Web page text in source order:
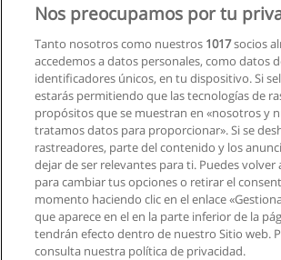
Ver cursos históricos
Nos preocupamos por tu
Tanto nosotros como nuestros 1017socios
accedemos a datos personales, como datos
identificadores únicos, en tu dispositivo. Si
estarás permitiendo que las tecnologías de
propósitos que se muestran en «nosotros y
tratamos datos para proporcionar». Si se
rastreadores, parte del contenido y los
dejar de ser relevantes para ti. Puedes volver
para cambiar tus opciones o retirar el
momento haciendo clic en el enlace
que aparece en el en la parte inferior de la
tendrán efecto dentro de nuestro Sitio web.
consulta nuestra política de privacidad.